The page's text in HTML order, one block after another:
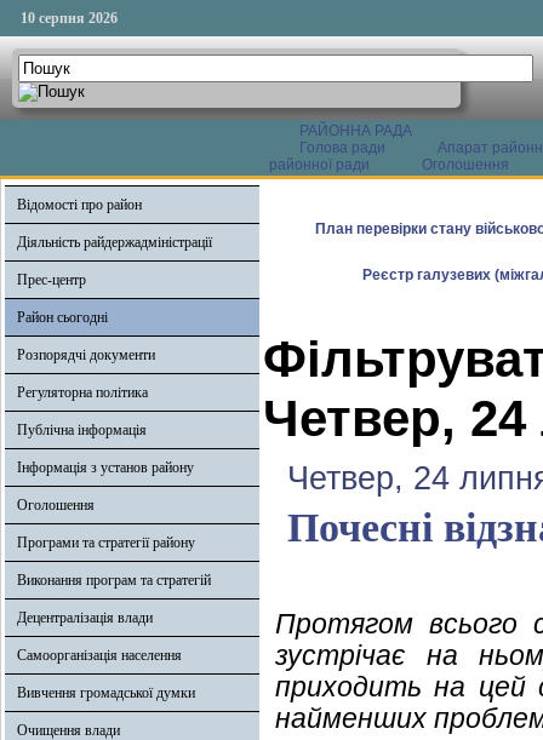
10 серпня 2026
РАЙОННА РАДА
Голова ради
Апарат
районної ради
Оголошення
Відомості про район
Діяльність райдержадміністрації
Прес-центр
Район сьогодні
Розпорядчі документи
Регуляторна політика
Публічна інформація
Інформація з установ району
Оголошення
Програми та стратегії району
Виконання програм та стратегій
Децентралізація влади
Самоорганізація населення
Вивчення громадської думки
Очищення влади
План перевірки стану
Реєстр галузевих
Четвер,
Четвер, 24
Почесні
Протягом всього
зустрічає на
приходить на цей
найменших